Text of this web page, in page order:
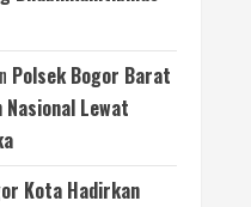
Polsek Bogor Barat
Nasional Lewat
Kota Hadirkan